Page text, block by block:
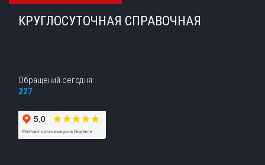
КРУГЛОСУТОЧНАЯ СПРАВОЧНАЯ
Обращений сегодня:
227